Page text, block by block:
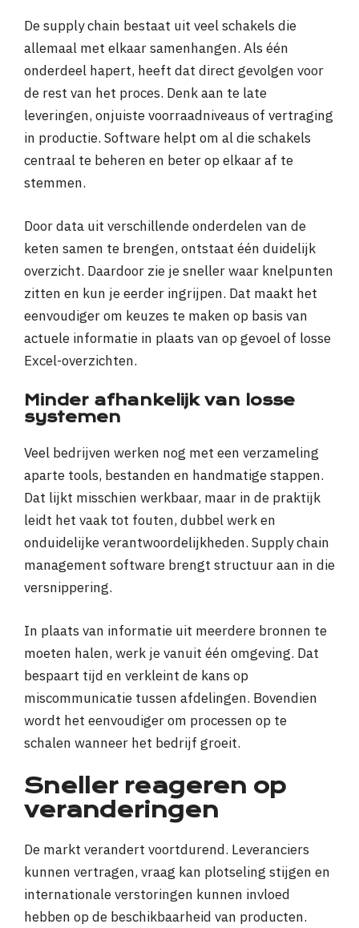
De supply chain bestaat uit veel schakels die
allemaal met elkaar samenhangen. Als één
onderdeel hapert, heeft dat direct gevolgen voor
de rest van het proces. Denk aan te late
leveringen, onjuiste voorraadniveaus of vertraging
in productie. Software helpt om al die schakels
centraal te beheren en beter op elkaar af te
stemmen.
Door data uit verschillende onderdelen van de
keten samen te brengen, ontstaat één duidelijk
overzicht. Daardoor zie je sneller waar knelpunten
zitten en kun je eerder ingrijpen. Dat maakt het
eenvoudiger om keuzes te maken op basis van
actuele informatie in plaats van op gevoel of losse
Excel-overzichten.
Minder afhankelijk van losse
systemen
Veel bedrijven werken nog met een verzameling
aparte tools, bestanden en handmatige stappen.
Dat lijkt misschien werkbaar, maar in de praktijk
leidt het vaak tot fouten, dubbel werk en
onduidelijke verantwoordelijkheden. Supply chain
management software brengt structuur aan in die
versnippering.
In plaats van informatie uit meerdere bronnen te
moeten halen, werk je vanuit één omgeving. Dat
bespaart tijd en verkleint de kans op
miscommunicatie tussen afdelingen. Bovendien
wordt het eenvoudiger om processen op te
schalen wanneer het bedrijf groeit.
Sneller reageren op
veranderingen
De markt verandert voortdurend. Leveranciers
kunnen vertragen, vraag kan plotseling stijgen en
internationale verstoringen kunnen invloed
hebben op de beschikbaarheid van producten.